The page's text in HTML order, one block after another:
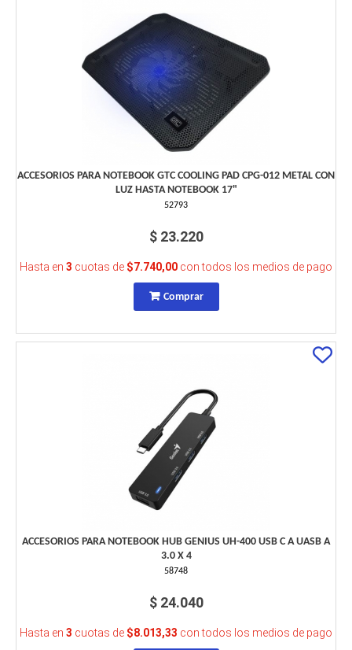
ACCESORIOS PARA NOTEBOOK GTC COOLING PAD CPG-012 METAL CON
LUZ HASTA NOTEBOOK 17"
52793
$ 23.220
Hasta en 3 cuotas de $7.740,00 con todos los medios de pago
Comprar
ACCESORIOS PARA NOTEBOOK HUB GENIUS UH-400 USB C A UASB A
3.0 X 4
58748
$ 24.040
Hasta en 3 cuotas de $8.013,33 con todos los medios de pago